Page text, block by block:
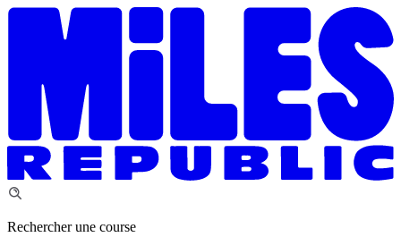
Rechercher une course